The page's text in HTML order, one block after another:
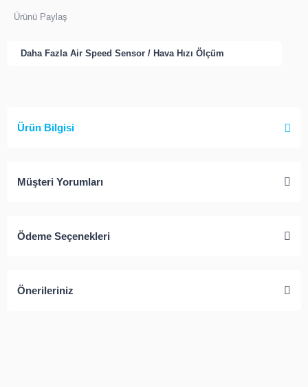
Ürünü Paylaş
Daha Fazla Air Speed Sensor / Hava Hızı Ölçüm
Ürün Bilgisi
Müşteri Yorumları
Ödeme Seçenekleri
Önerileriniz